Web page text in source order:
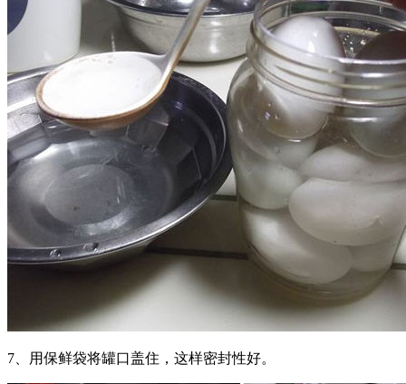
7、用保鲜袋将罐口盖住，这样密封性好。